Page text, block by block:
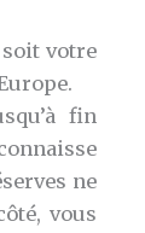
votre
fin
ne
vous